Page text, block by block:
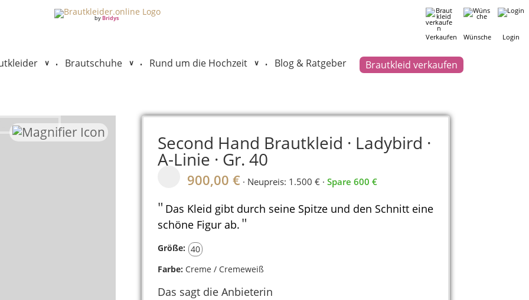
byBridys
Login
Wünsche
Verkaufen
• Brautschuhe • Rund um die Hochzeit • Blog & Ratgeber Brautkleid verkaufen
Second Hand Brautkleid · Ladybird ·
A-Linie · Gr. 40
900,00 € · Neupreis: 1.500 € ·Spare 600 €
" Das Kleid gibt durch seine Spitze und den Schnitt eine
schöne Figur ab. "
Größe: 40
Farbe: Creme / Cremeweiß
Das sagt die Anbieterin